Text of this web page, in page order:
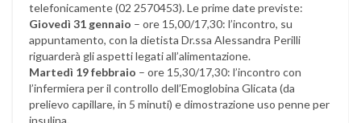
telefonicamente (02 2570453). Le prime date previste:
Giovedì 31 gennaio – ore 15,00/17,30: l’incontro, su
appuntamento, con la dietista Dr.ssa Alessandra Perilli
riguarderà gli aspetti legati all’alimentazione.
Martedì 19 febbraio – ore 15,30/17,30: l’incontro con
l’infermiera per il controllo dell’Emoglobina Glicata (da
prelievo capillare, in 5 minuti) e dimostrazione uso penne per
insulina.